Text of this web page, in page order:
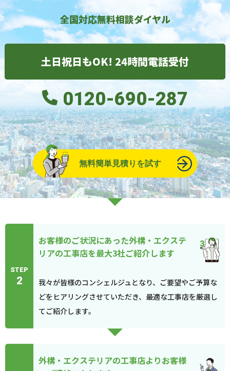
全国対応無料相談ダイヤル
土日祝日もOK! 24時間電話受付
0120-690-287
無料簡単見積りを試す
STEP
2
お客様のご状況にあった外構・エクステ
リアの工事店を最大3社ご紹介します
我々が皆様のコンシェルジュとなり、ご要望やご予算な
どをヒアリングさせていただき、最適な工事店を厳選し
てご紹介します。
外構・エクステリアの工事店よりお客様